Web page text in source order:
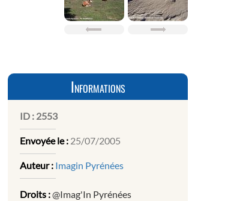
Informations
ID : 2553
Envoyée le : 25/07/2005
Auteur : Imagin Pyrénées
Droits :@Imag'In Pyrénées